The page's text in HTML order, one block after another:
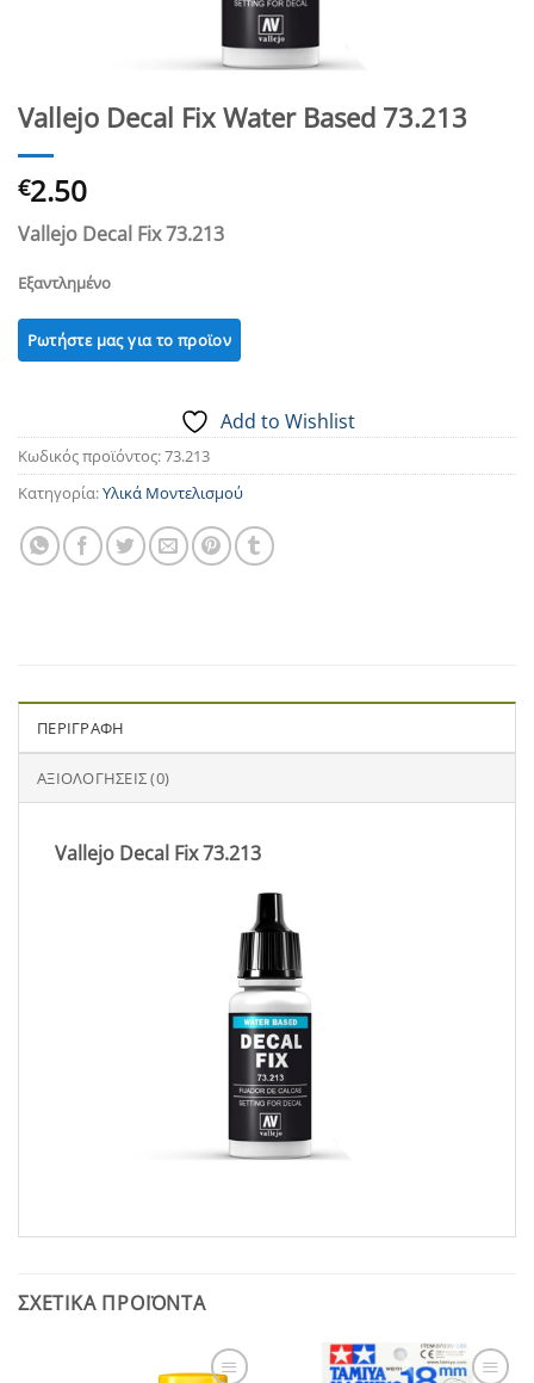
Vallejo Decal Fix Water Based 73.213
€2.50
Vallejo Decal Fix 73.213
Εξαντλημένο
Add to Wishlist
Κωδικός προϊόντος:73.213
Κατηγορία:Υλικά Μοντελισμού
ΠΕΡΙΓΡΑΦΉ
ΑΞΙΟΛΟΓΉΣΕΙΣ (0)
Vallejo Decal Fix 73.213
ΣΧΕΤΙΚΆ ΠΡΟΪΌΝΤΑ